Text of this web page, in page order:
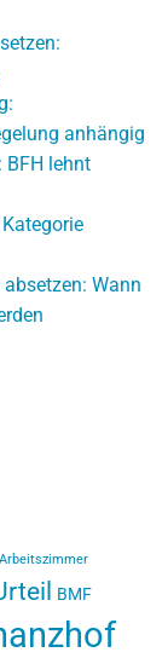
anhängig
BFH lehnt
Wann
Arbeitszimmer
BMF